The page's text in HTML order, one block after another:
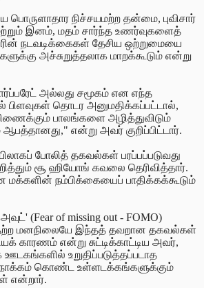
பொருளாதார நிச்சயமற்ற தன்மை, புவிசார்
இனம், மதம் சார்ந்த உணர்வுகளைத்
நடவடிக்கைகள் தேசிய ஒற்றுமையை
அச்சுறுத்தலாக மாறக்கூடும் என்று
அல்லது சமூகம் என எந்த
பிளவுகள் தொடர அனுமதிக்கப்பட்டால்,
பாலங்களை அழித்துவிடும்
என்று அவர் குறிப்பிட்டார்.
போலித் தகவல்கள் பரப்பப்படுவது
சூ ஹியோங் கவலை தெரிவித்தார்.
நம்பிக்கையைப் பாதிக்கக்கூடும்
(Fear of missing out - FOMO)
மனநிலையே இந்தத் தவறான தகவல்கள்
காரணம் என்று சுட்டிக்காட்டிய அவர்,
உறுதிப்படுத்தப்படாத
கொண்ட உள்ளடக்கங்களுக்கும்
என்றார்.